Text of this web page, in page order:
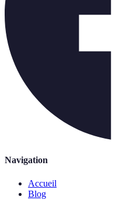
Navigation
Accueil
Blog